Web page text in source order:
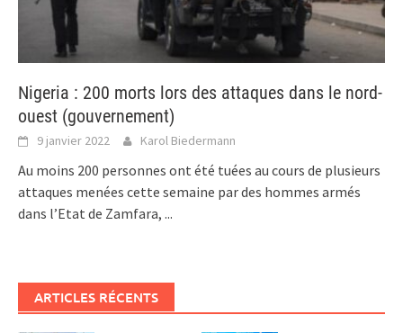
Nigeria : 200 morts lors des attaques dans le nord-
ouest (gouvernement)
9 janvier 2022 Karol Biedermann
Au moins 200 personnes ont été tuées au cours de plusieurs
attaques menées cette semaine par des hommes armés
dans l’Etat de Zamfara, ...
ARTICLES RÉCENTS